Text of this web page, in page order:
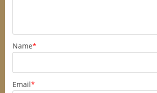
Name*
Email*